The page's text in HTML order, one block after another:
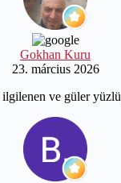
Gokhan Kuru
23. március 2026
ve güler